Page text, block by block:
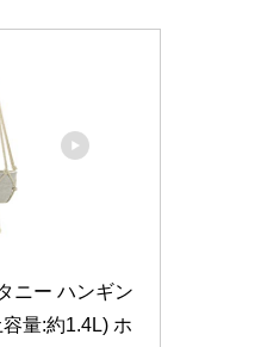
ニー ハンギン
量:約1.4L) ホ